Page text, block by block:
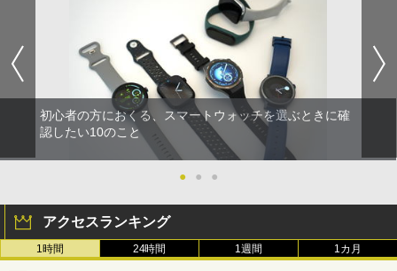
初心者の方におくる、スマートウォッチを選ぶときに確
認したい10のこと
● ● ●
アクセスランキング
1時間 24時間 1週間 1カ月